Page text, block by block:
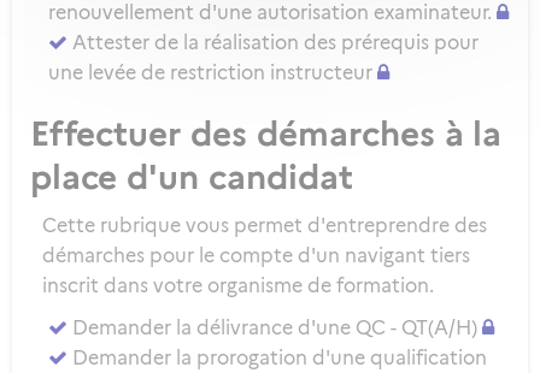
renouvellement d'une autorisation examinateur.
Attester de la réalisation des prérequis pour
une levée de restriction instructeur
Effectuer des démarches à la
place d'un candidat
Cette rubrique vous permet d'entreprendre des
démarches pour le compte d'un navigant tiers
inscrit dans votre organisme de formation.
Demander la délivrance d'une QC - QT(A/H)
Demander la prorogation d'une qualification